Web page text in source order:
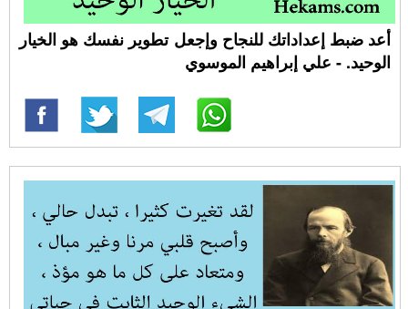
أعد ضبط إعداداتك للنجاح وإجعل تطوير نفسك هو الخيار
الوحيد. - علي إبراهيم الموسوي